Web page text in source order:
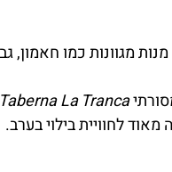
מגוונות כמו חאמון,
Taberna La Tranca
לחוויית בילוי בערב.